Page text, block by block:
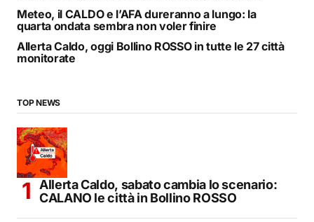
Meteo, il CALDO e l’AFA dureranno a lungo: la
quarta ondata sembra non voler finire
Allerta Caldo, oggi Bollino ROSSO in tutte le 27 città
monitorate
TOP NEWS
Allerta Caldo, sabato cambia lo scenario:
CALANO le città in Bollino ROSSO